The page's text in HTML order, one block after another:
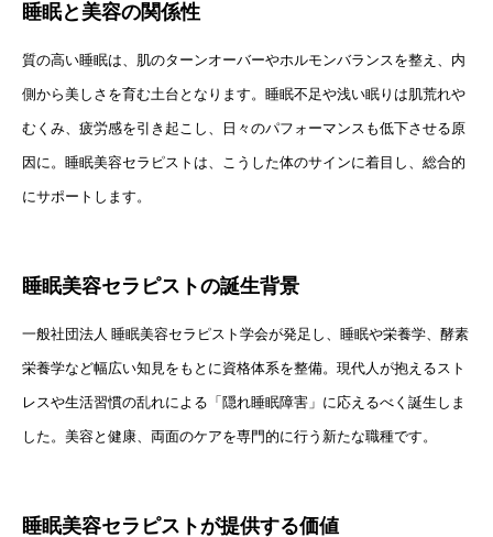
睡眠と美容の関係性
質の高い睡眠は、肌のターンオーバーやホルモンバランスを整え、内
側から美しさを育む土台となります。睡眠不足や浅い眠りは肌荒れや
むくみ、疲労感を引き起こし、日々のパフォーマンスも低下させる原
因に。睡眠美容セラピストは、こうした体のサインに着目し、総合的
にサポートします。
睡眠美容セラピストの誕生背景
一般社団法人 睡眠美容セラピスト学会が発足し、睡眠や栄養学、酵素
栄養学など幅広い知見をもとに資格体系を整備。現代人が抱えるスト
レスや生活習慣の乱れによる「隠れ睡眠障害」に応えるべく誕生しま
した。美容と健康、両面のケアを専門的に行う新たな職種です。
睡眠美容セラピストが提供する価値